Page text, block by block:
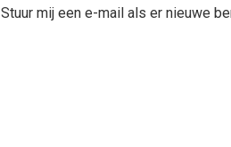
Stuur mij een e-mail als er nieuwe